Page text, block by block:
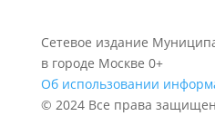
Сетевое издание
в городе Москве 0+
Об использовании
© 2024 Все права